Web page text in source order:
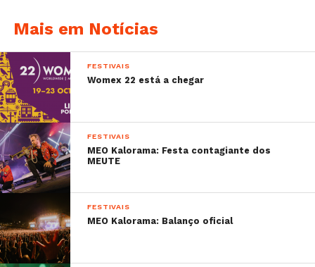
Mais em Notícias
FESTIVAIS
Womex 22 está a chegar
FESTIVAIS
MEO Kalorama: Festa contagiante dos
MEUTE
FESTIVAIS
MEO Kalorama: Balanço oficial